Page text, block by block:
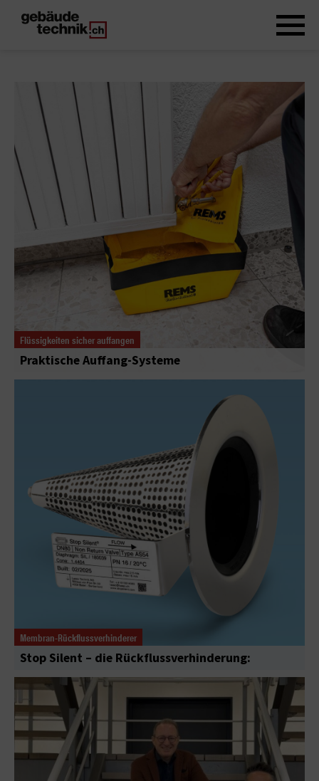
Flüssigkeiten sicher auffangen
Praktische Auffang-Systeme
Membran-Rückflussverhinderer
Stop Silent – die Rückflussverhinderung: